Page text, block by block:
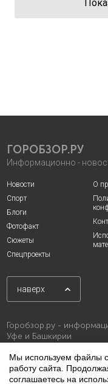
ГОРОБЗОР.РУ
Информационно -
Новости
Спорт
Блоги
Фотофакт
Сюжеты
Спецпроекты
О
наверх
Горобзор.ру -
Уфе и Башкирии
Мы используем файлы
работу сайта.
соглашаетесь на